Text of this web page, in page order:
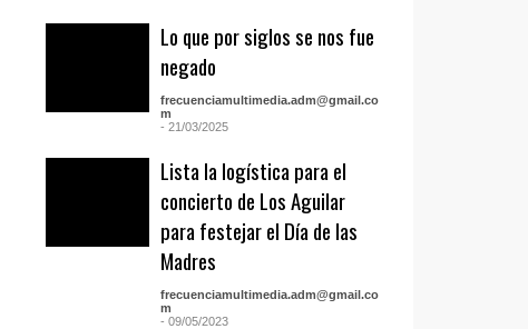
Lo que por siglos se nos fue
negado
frecuenciamultimedia.adm@gmail.co
m
- 21/03/2025
Lista la logística para el
concierto de Los Aguilar
para festejar el Día de las
Madres
frecuenciamultimedia.adm@gmail.co
m
- 09/05/2023